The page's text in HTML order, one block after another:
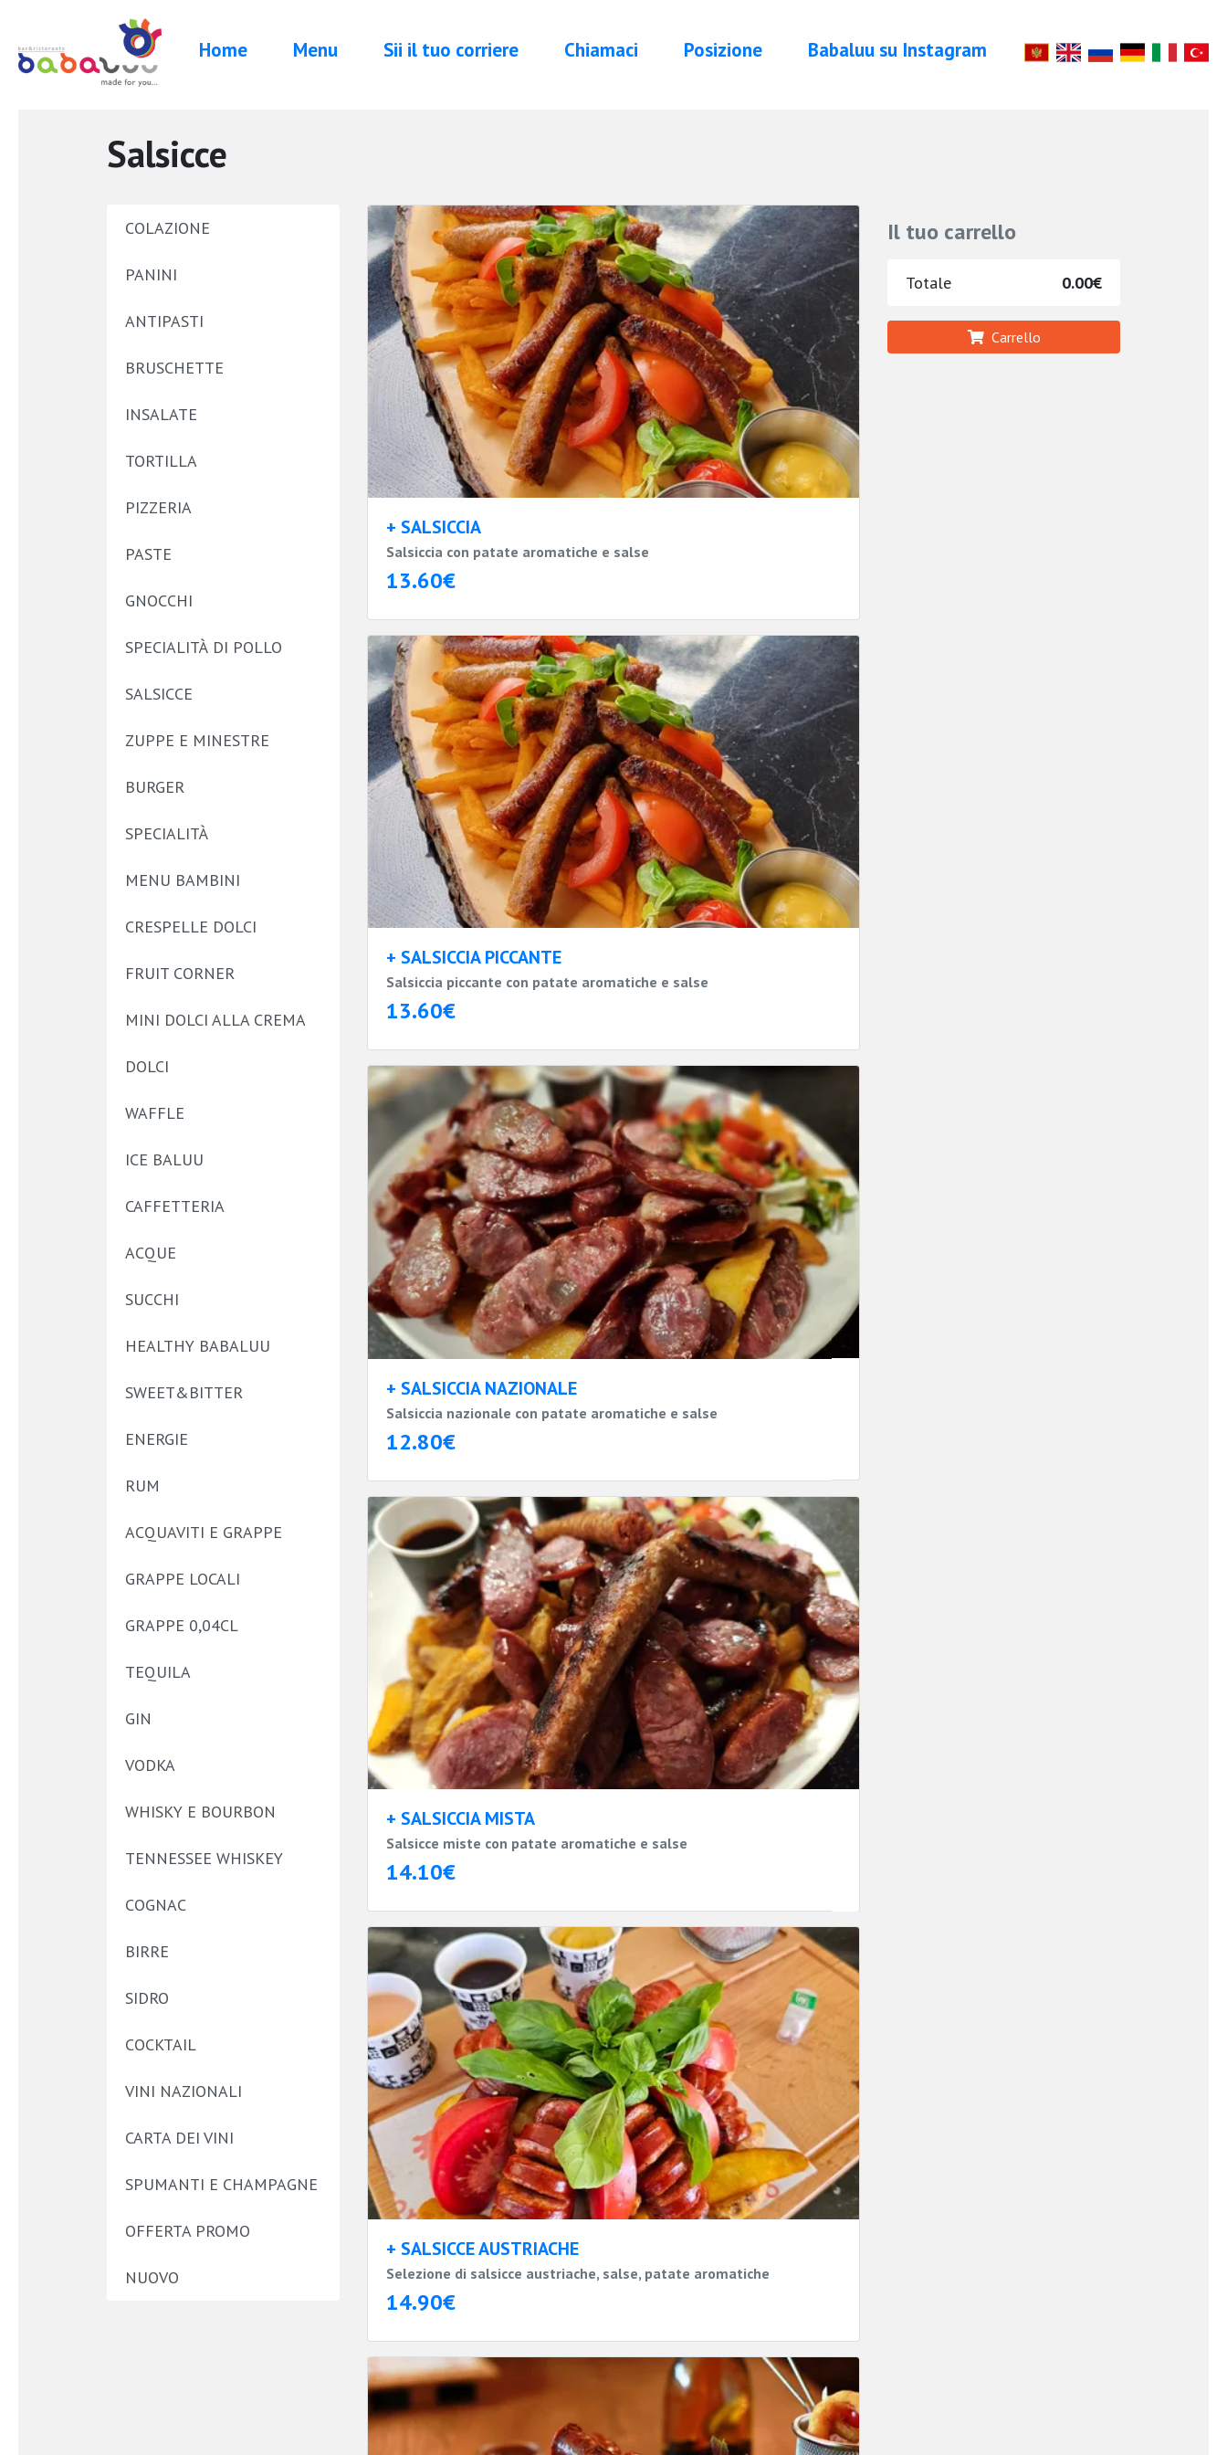
Home Menu Sii il tuo corriere Chiamaci Posizione Babaluu su Instagram
Salsicce
COLAZIONE
PANINI
ANTIPASTI
BRUSCHETTE
INSALATE
TORTILLA
PIZZERIA
PASTE
GNOCCHI
SPECIALITÀ DI POLLO
SALSICCE
ZUPPE E MINESTRE
BURGER
SPECIALITÀ
MENU BAMBINI
CRESPELLE DOLCI
FRUIT CORNER
MINI DOLCI ALLA CREMA
DOLCI
WAFFLE
ICE BALUU
CAFFETTERIA
ACQUE
SUCCHI
HEALTHY BABALUU
SWEET&BITTER
ENERGIE
RUM
ACQUAVITI E GRAPPE
GRAPPE LOCALI
GRAPPE 0,04CL
TEQUILA
GIN
VODKA
WHISKY E BOURBON
TENNESSEE WHISKEY
COGNAC
BIRRE
SIDRO
COCKTAIL
VINI NAZIONALI
CARTA DEI VINI
SPUMANTI E CHAMPAGNE
OFFERTA PROMO
NUOVO
Il tuo carrello
Totale 0.00€
Carrello
+ SALSICCIA
Salsiccia con patate aromatiche e salse
13.60€
+ SALSICCIA PICCANTE
Salsiccia piccante con patate aromatiche e salse
13.60€
+ SALSICCIA NAZIONALE
Salsiccia nazionale con patate aromatiche e salse
12.80€
+ SALSICCIA MISTA
Salsicce miste con patate aromatiche e salse
14.10€
+ SALSICCE AUSTRIACHE
Selezione di salsicce austriache, salse, patate aromatiche
14.90€